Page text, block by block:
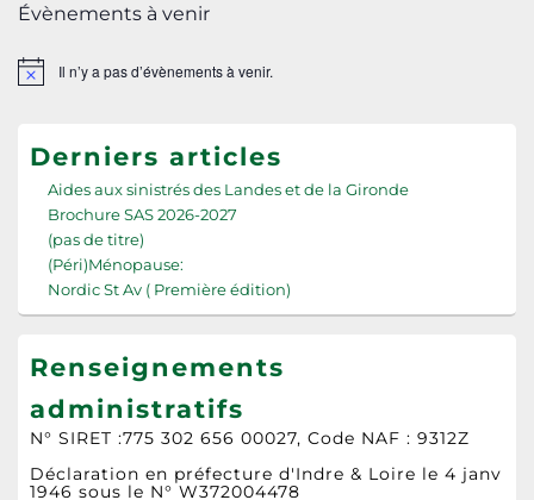
Évènements à venir
Notice Il n’y a pas d’évènements à venir.
Derniers articles
Aides aux sinistrés des Landes et de la Gironde
Brochure SAS 2026-2027
(pas de titre)
(Péri)Ménopause:
Nordic St Av ( Première édition)
Renseignements
administratifs
N° SIRET :775 302 656 00027, Code NAF : 9312Z
Déclaration en préfecture d'Indre & Loire le 4 janv
1946 sous le N° W372004478